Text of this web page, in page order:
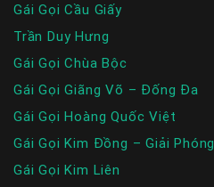
Gái Gọi Cầu Giấy
Trần Duy Hưng
Gái Gọi Chùa Bộc
Gái Gọi Giãng Võ – Đống Đa
Gái Gọi Hoàng Quốc Việt
Gái Gọi Kim Đồng – Giải Phóng
Gái Gọi Kim Liên